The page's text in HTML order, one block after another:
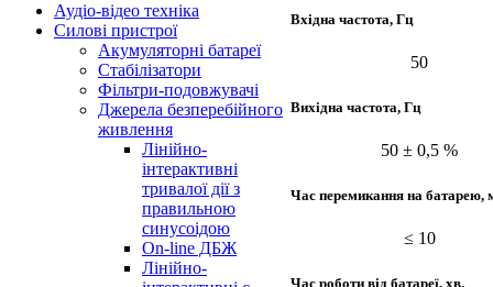
Аудіо-відео техніка
Силові пристрої
Акумуляторні батареї
Стабілізатори
Фільтри-подовжувачі
Джерела безперебійного
живлення
Лінійно-
інтерактивні
тривалої дії з
правильною
синусоідою
On-line ДБЖ
Лінійно-
Вхідна частота, Гц
50
Вихідна частота, Гц
50 ± 0,5 %
Час перемикання на батарею,
≤ 10
Час роботи від батареї, хв.